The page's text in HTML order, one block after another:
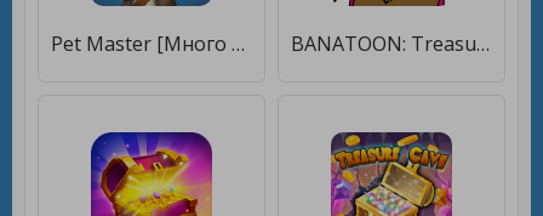
Pet Master [Много денег] BANATOON: Treasure hunt! [Много денег]